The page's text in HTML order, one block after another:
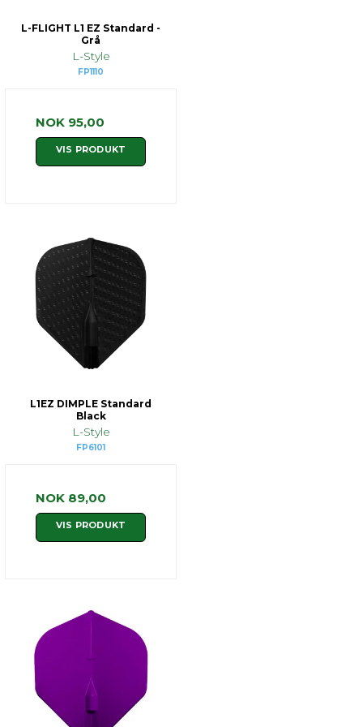
L-FLIGHT L1 EZ Standard -
Grå
L-Style
FP1110
NOK 95,00
VIS PRODUKT
L1EZ DIMPLE Standard
Black
L-Style
FP6101
NOK 89,00
VIS PRODUKT